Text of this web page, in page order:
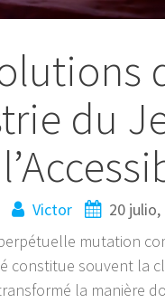
du
Victor 20 julio,
mutation
constitue souvent la
la manière